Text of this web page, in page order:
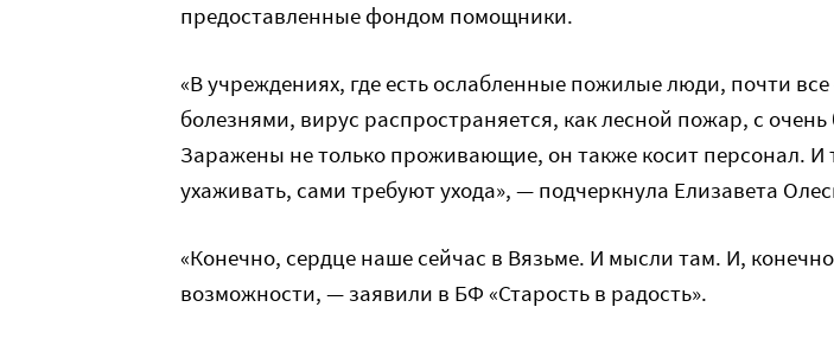
предоставленные фондом помощники.
«В учреждениях, где есть ослабленные пожилые люди, почти
болезнями, вирус распространяется, как лесной пожар, с
Заражены не только проживающие, он также косит персонал. И
ухаживать, сами требуют ухода», — подчеркнула Елизавета
«Конечно, сердце наше сейчас в Вязьме. И мысли там. И,
возможности, — заявили в БФ «Старость в радость».